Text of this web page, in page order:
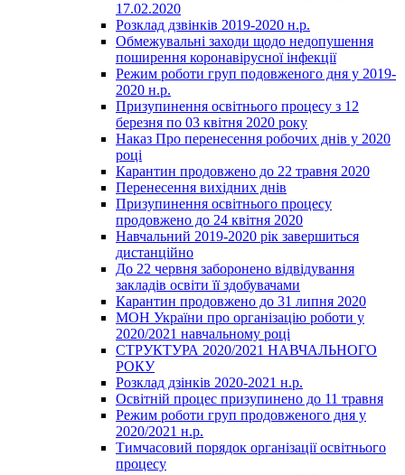
17.02.2020
Розклад дзвінків 2019-2020 н.р.
Обмежувальні заходи щодо недопушення
поширення коронавірусної інфекції
Режим роботи груп подовженого дня у 2019-
2020 н.р.
Призупинення освітнього процесу з 12
березня по 03 квітня 2020 року
Наказ Про перенесення робочих днів у 2020
році
Карантин продовжено до 22 травня 2020
Перенесення вихідних днів
Призупинення освітнього процесу
продовжено до 24 квітня 2020
Навчальний 2019-2020 рік завершиться
дистанційно
До 22 червня заборонено відвідування
закладів освіти її здобувачами
Карантин продовжено до 31 липня 2020
МОН України про організацію роботи у
2020/2021 навчальному році
СТРУКТУРА 2020/2021 НАВЧАЛЬНОГО
РОКУ
Розклад дзінків 2020-2021 н.р.
Освітній процес призупинено до 11 травня
Режим роботи груп продовженого дня у
2020/2021 н.р.
Тимчасовий порядок організації освітнього
процесу